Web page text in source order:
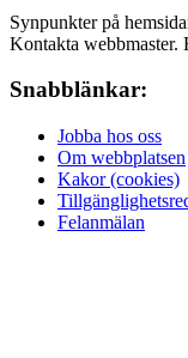
Synpunkter på
Kontakta webbmaster.
Snabblänkar:
Jobba hos oss
Om webbplatsen
Kakor (cookies)
Felanmälan